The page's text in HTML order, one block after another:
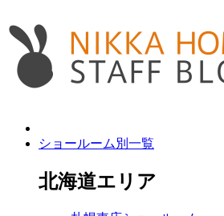
ショールーム別一覧
北海道エリア